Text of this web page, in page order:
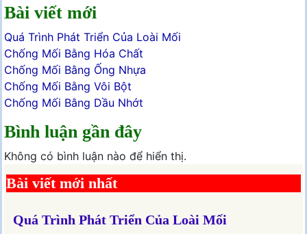
Bài viết mới
Quá Trình Phát Triển Của Loài Mối
Chống Mối Bằng Hóa Chất
Chống Mối Bằng Ống Nhựa
Chống Mối Bằng Vôi Bột
Chống Mối Bằng Dầu Nhớt
Bình luận gần đây
Không có bình luận nào để hiển thị.
Bài viết mới nhất
Quá Trình Phát Triển Của Loài Mối